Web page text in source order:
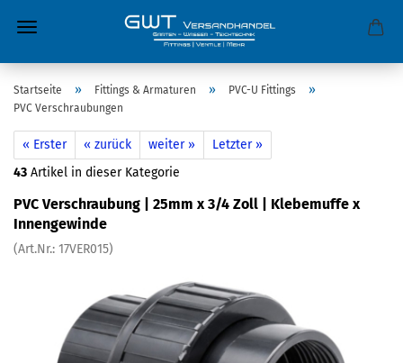
Startseite » Fittings & Armaturen » PVC-U Fittings »
PVC Verschraubungen
« Erster « zurück weiter »
Letzter »
43 Artikel in dieser Kategorie
PVC Verschraubung | 25mm x 3/4 Zoll | Klebemuffe x
Innengewinde
(Art.Nr.: 17VER015)